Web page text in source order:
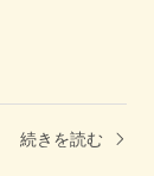
続きを読む